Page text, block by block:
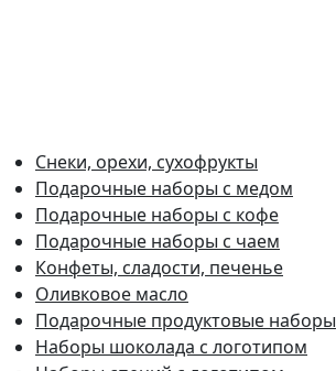
Снеки, орехи, сухофрукты
Подарочные наборы с медом
Подарочные наборы с кофе
Подарочные наборы с чаем
Конфеты, сладости, печенье
Оливковое масло
Подарочные продуктовые наборы
Наборы шоколада с логотипом